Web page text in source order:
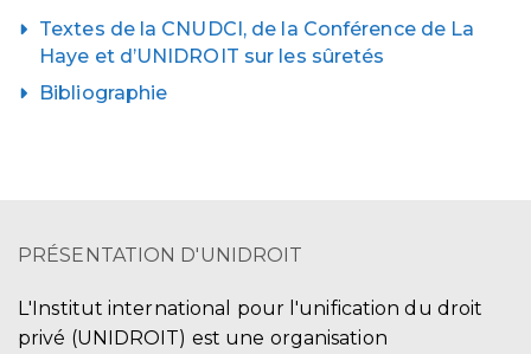
Textes de la CNUDCI, de la Conférence de La
Haye et d’UNIDROIT sur les sûretés
Bibliographie
PRÉSENTATION D'UNIDROIT
L'Institut international pour l'unification du droit
privé (UNIDROIT) est une organisation